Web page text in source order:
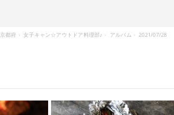
京都府 女子キャン☆アウトドア料理部♪ アルバム 2021/07/28